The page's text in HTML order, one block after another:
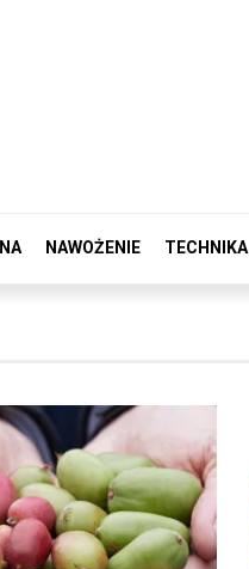
NAWOŻENIE TECHNIKA